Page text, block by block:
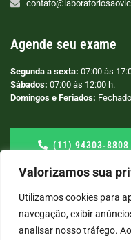
Valorizamos sua
Utilizamos cookies para
navegação, exibir
analisar nosso tráfego.
Agende seu exame
Segunda a sexta: 07:00 às
Sábados: 07:00 às 12:00 h.
Domingos e Feriados: Fechado
(11) 94303‑8808